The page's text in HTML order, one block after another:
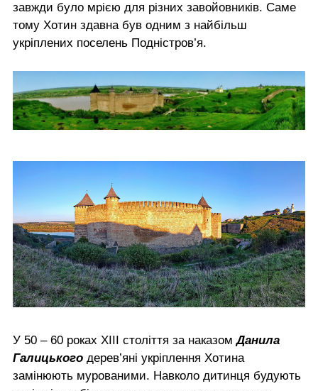
завжди було мрією для різних завойовників. Саме
тому Хотин здавна був одним з найбільш
укріплених поселень Подністров’я.
У 50 – 60 роках ХІІІ століття за наказомДанила
Галицького дерев’яні укріплення Хотина
замінюють мурованими. Навколо дитинця будують